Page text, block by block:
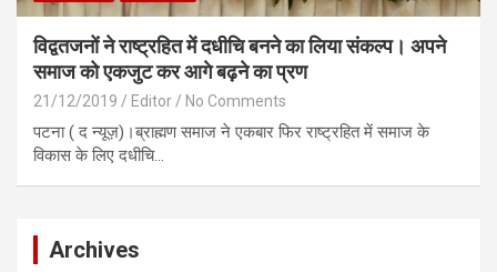
विद्वतजनों ने राष्ट्रहित में दधीचि बनने का लिया संकल्प। अपने
समाज को एकजुट कर आगे बढ़ने का प्रण
21/12/2019 Editor No Comments
पटना ( द न्यूज़)।ब्राह्मण समाज ने एकबार फिर राष्ट्रहित में समाज के
विकास के लिए दधीचि…
Archives